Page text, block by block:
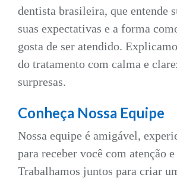
dentista brasileira, que entende
suas expectativas e a forma
gosta de ser atendido.
do tratamento com calma e
surpresas.
Conheça Nossa Equipe
Nossa equipe é amigável,
para receber você com atenção
Trabalhamos juntos para criar